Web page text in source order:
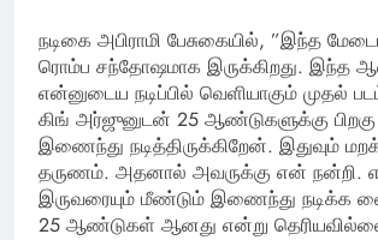
நடிகை அபிராமி பேசுகையில், ”இந்த
ரொம்ப சந்தோஷமாக இருக்கிறது. இந்த
என்னுடைய நடிப்பில் வெளியாகும் முதல்
கிங் அர்ஜுனுடன் 25 ஆண்டுகளுக்கு
இணைந்து நடித்திருக்கிறேன். இதுவும்
தருணம். அதனால் அவருக்கு என் நன்றி.
இருவரையும் மீண்டும் இணைந்து நடிக்க
25 ஆண்டுகள் ஆனது என்று